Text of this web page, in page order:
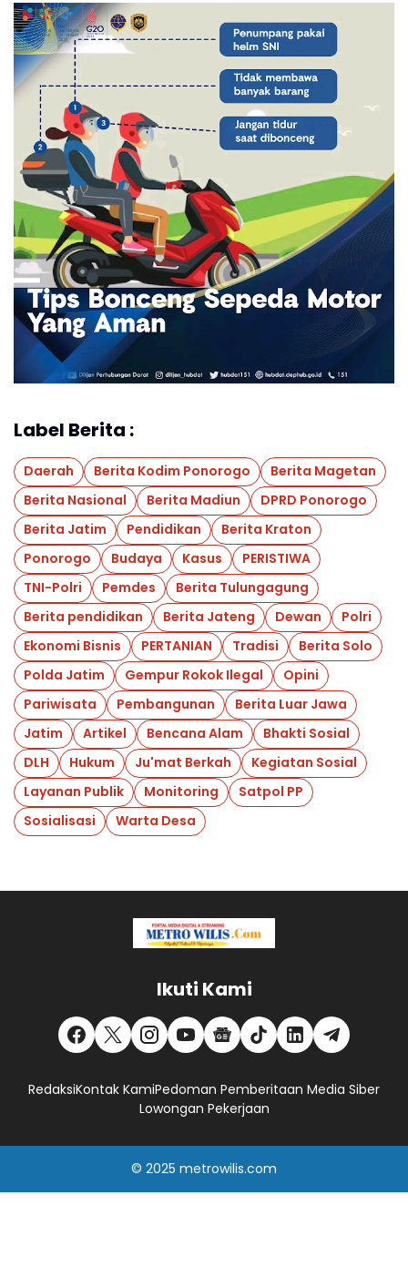
Label Berita :
Daerah Berita Kodim Ponorogo
Berita Magetan
Berita Nasional
Berita Madiun
DPRD Ponorogo
Berita Jatim
Pendidikan
Berita Kraton
Ponorogo
Budaya Kasus
PERISTIWA
TNI-Polri
Pemdes
Berita Tulungagung
Berita pendidikan
Berita Jateng Dewan
Polri
Ekonomi Bisnis
PERTANIAN Tradisi
Berita Solo
Polda Jatim
Gempur Rokok Ilegal
Opini
Pariwisata
Pembangunan
Berita Luar Jawa
Jatim
Artikel Bencana Alam
Bhakti Sosial
DLH
Hukum Ju'mat Berkah
Kegiatan Sosial
Layanan Publik
Monitoring
Satpol PP
Sosialisasi
Warta Desa
Ikuti Kami
RedaksiKontak KamiPedoman Pemberitaan Media Siber
Lowongan Pekerjaan
© 2025 metrowilis.com